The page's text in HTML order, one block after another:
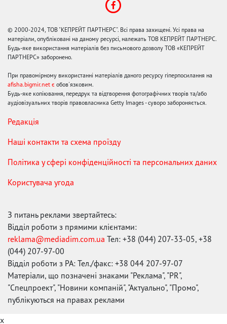
© 2000-2024, ТОВ "КЕПРЕЙТ ПАРТНЕРС". Всі права захищені. Усі права на
матеріали, опубліковані на даному ресурсі, належать ТОВ КЕПРЕЙТ ПАРТНЕРС.
Будь-яке використання матеріалів без письмового дозволу ТОВ «КЕПРЕЙТ
ПАРТНЕРС» заборонено.
При правомірному використанні матеріалів даного ресурсу гіперпосилання на
afisha.bigmir.net є обов'язковим.
Будь-яке копіювання, передрук та відтворення фотографічних творів та/або
аудіовізуальних творів правовласника Getty Images - суворо забороняється.
Редакція
Наші контакти та схема проїзду
Політика у сфері конфіденційності та персональних даних
Користувача угода
З питань реклами звертайтесь:
Відділ роботи з прямими клієнтами:
reklama@mediadim.com.ua Тел: +38 (044) 207-33-05, +38
(044) 207-97-00
Відділ роботи з РА: Тел./факс: +38 044 207-97-07
Матеріали, що позначені знаками "Реклама", "PR",
"Спецпроект", "Новини компаній", "Актуально", "Промо",
публікуються на правах реклами
x